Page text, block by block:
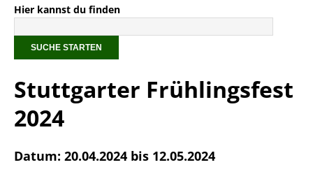
Hier kannst du finden
Stuttgarter Frühlingsfest
2024
Datum: 20.04.2024 bis 12.05.2024